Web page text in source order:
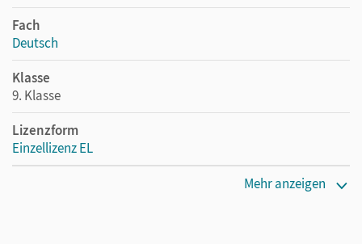
Fach
Deutsch
Klasse
9. Klasse
Lizenzform
Einzellizenz EL
Mehr anzeigen